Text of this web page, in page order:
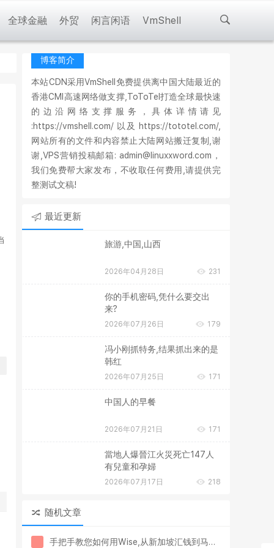
全球金融 外贸 闲言闲语 VmShell
博客简介
本站CDN采用VmShell免费提供离中国大陆最近的
香港CMI高速网络做支撑,ToToTel打造全球最快速
的边沿网络支撑服务，具体详情请见
:https://vmshell.com/ 以及 https://tototel.com/,
网站所有的文件和内容禁止大陆网站搬迁复制,谢
谢,VPS营销投稿邮箱: admin@linuxxword.com，
我们免费帮大家发布，不收取任何费用,请提供完
整测试文稿!
最近更新
旅游,中国,山西
2026年04月28日 231
你的手机密码,凭什么要交出
来?
2026年07月26日 179
冯小刚抓特务,结果抓出来的是
韩红
2026年07月25日 171
中国人的早餐
2026年07月21日 171
當地人爆晉江火災死亡147人
有兒童和孕婦
2026年07月17日 218
随机文章
手把手教您如何用Wise,从新加坡汇钱到马来西亚户口